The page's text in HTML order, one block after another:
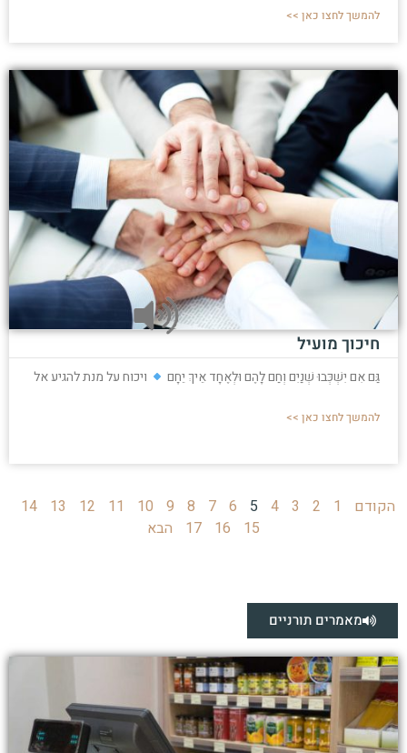
להמשך לחצו כאן >>
חיכוך מועיל
גַּם אִם יִשְׁכְּבוּ שְׁנַיִם וְחַם לָהֶם וּלְאֶחָד אֵיךְ יֵחָם ויכוח על מנת להגיע אל
להמשך לחצו כאן >>
הקודם 1
2
3
4
5
6
7
8
9
10
11
12
13
14
15
16
17 הבא
מאמרים תורניים